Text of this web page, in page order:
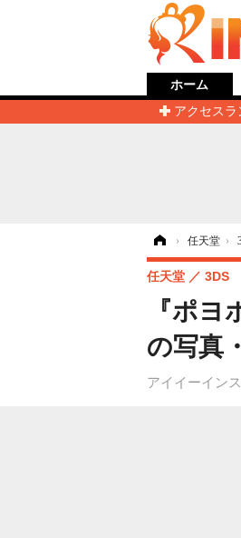
ホーム
アクセス
› 任天堂 ›
『ポ
の写真
アイイーイン
任天堂 3DS